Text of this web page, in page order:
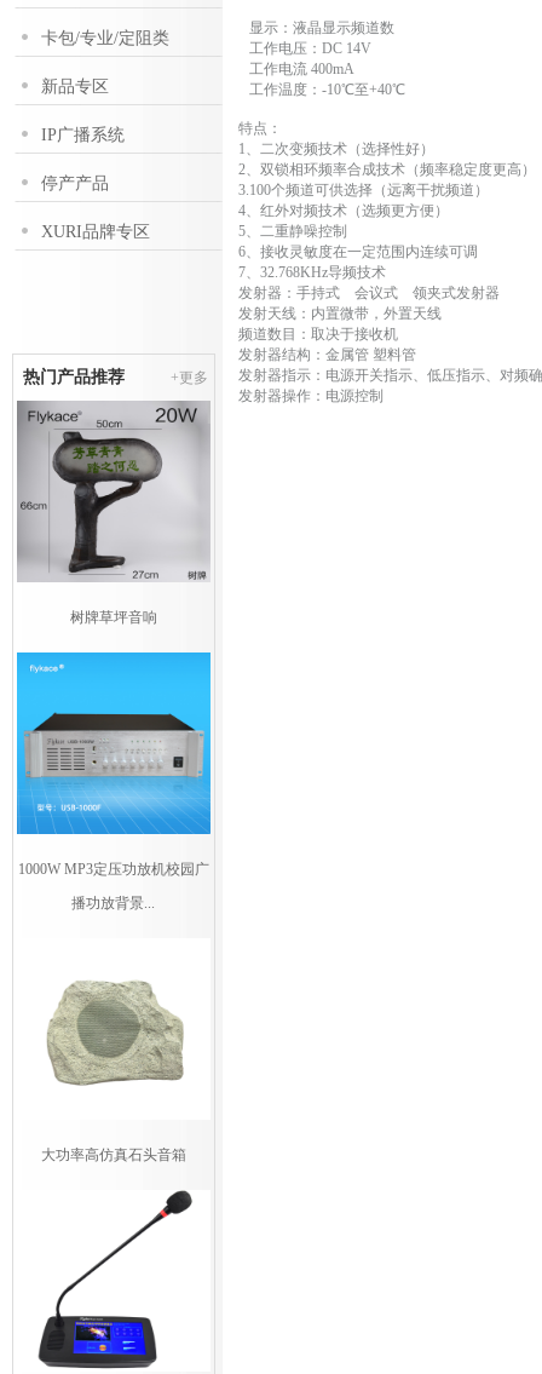
卡包/专业/定阻类
新品专区
IP广播系统
停产产品
XURI品牌专区
热门产品推荐 +更多
树牌草坪音响
1000W MP3定压功放机校园广
播功放背景...
大功率高仿真石头音箱
显示：液晶显示频道数
工作电压：DC 14V
工作电流 400mA
工作温度：-10℃至+40℃
特点：
1、二次变频技术（选择性好）
2、双锁相环频率合成技术（频率稳定度更高）
3.100个频道可供选择（远离干扰频道）
4、红外对频技术（选频更方便）
5、二重静噪控制
6、接收灵敏度在一定范围内连续可调
7、32.768KHz导频技术
发射器：手持式 会议式 领夹式发射器
发射天线：内置微带，外置天线
频道数目：取决于接收机
发射器结构：金属管 塑料管
发射器指示：电源开关指示、低压指示、对频
发射器操作：电源控制